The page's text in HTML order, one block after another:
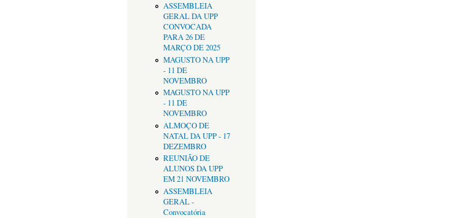
ASSEMBLEIA
GERAL DA UPP
CONVOCADA
PARA 26 DE
MARÇO DE 2025
MAGUSTO NA UPP
- 11 DE
NOVEMBRO
MAGUSTO NA UPP
- 11 DE
NOVEMBRO
ALMOÇO DE
NATAL DA UPP - 17
DEZEMBRO
REUNIÃO DE
ALUNOS DA UPP
EM 21 NOVEMBRO
ASSEMBLEIA
GERAL -
Convocatória